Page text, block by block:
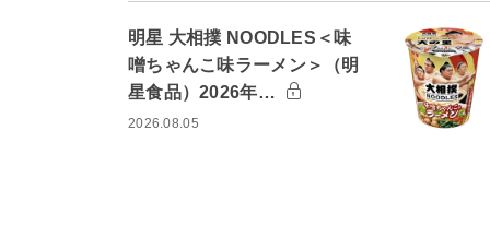
明星 大相撲 NOODLES＜味
噌ちゃんこ味ラーメン＞（明
星食品）2026年…
2026.08.05